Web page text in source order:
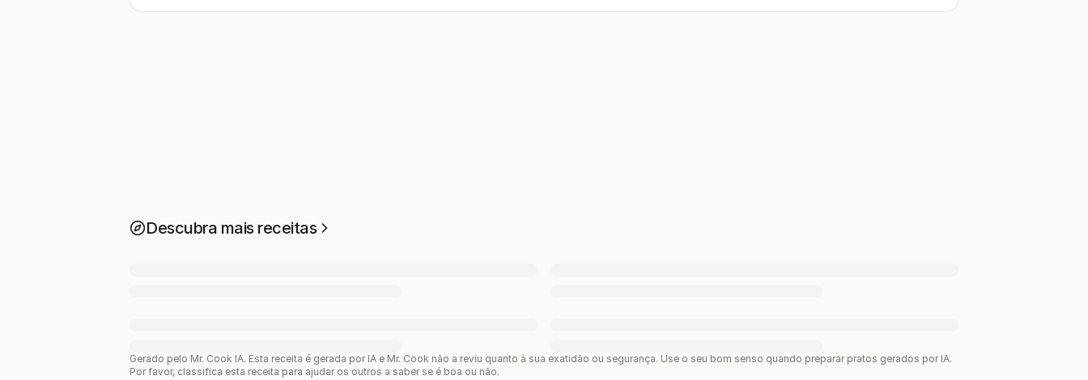
Descubra mais receitas
Gerado pelo Mr. Cook IA. Esta receita é gerada por IA e Mr. Cook não a reviu quanto à sua exatidão ou segurança. Use o seu bom senso quando preparar pratos gerados por IA.
Por favor, classifica esta receita para ajudar os outros a saber se é boa ou não.